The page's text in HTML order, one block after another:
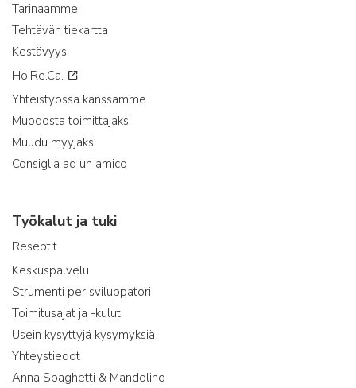
Tarinaamme
Tehtävän tiekartta
Kestävyys
Ho.Re.Ca.
Yhteistyössä kanssamme
Muodosta toimittajaksi
Muudu myyjäksi
Consiglia ad un amico
Työkalut ja tuki
Reseptit
Keskuspalvelu
Strumenti per sviluppatori
Toimitusajat ja -kulut
Usein kysyttyjä kysymyksiä
Yhteystiedot
Anna Spaghetti & Mandolino